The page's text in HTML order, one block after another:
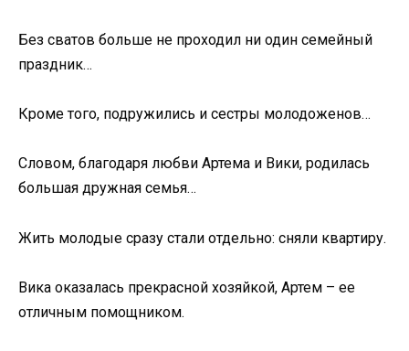
Без сватов больше не проходил ни один семейный
праздник…
Кроме того, подружились и сестры молодоженов…
Словом, благодаря любви Артема и Вики, родилась
большая дружная семья…
Жить молодые сразу стали отдельно: сняли квартиру.
Вика оказалась прекрасной хозяйкой, Артем – ее
отличным помощником.